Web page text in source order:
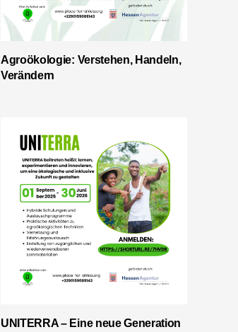
Agroökologie: Verstehen, Handeln,
Verändern
UNITERRA – Eine neue Generation